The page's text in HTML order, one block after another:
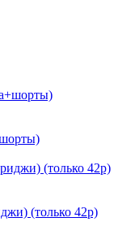
(только 42р)